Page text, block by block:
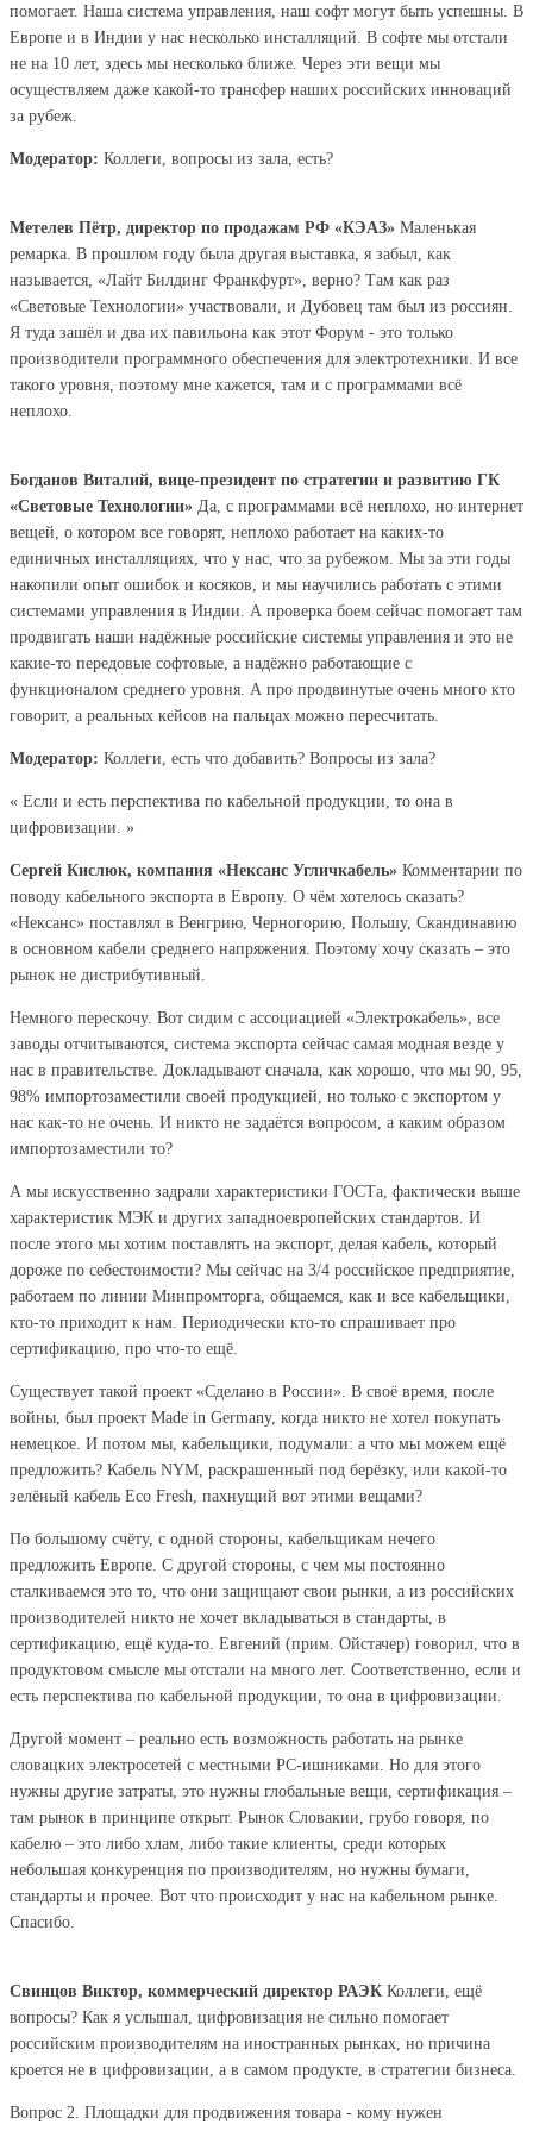
помогает. Наша система управления, наш софт могут быть успешны. В
Европе и в Индии у нас несколько инсталляций. В софте мы отстали
не на 10 лет, здесь мы несколько ближе. Через эти вещи мы
осуществляем даже какой-то трансфер наших российских инноваций
за рубеж.
Модератор: Коллеги, вопросы из зала, есть?
Метелев Пётр, директор по продажам РФ «КЭАЗ» Маленькая
ремарка. В прошлом году была другая выставка, я забыл, как
называется, «Лайт Билдинг Франкфурт», верно? Там как раз
«Световые Технологии» участвовали, и Дубовец там был из россиян.
Я туда зашёл и два их павильона как этот Форум - это только
производители программного обеспечения для электротехники. И все
такого уровня, поэтому мне кажется, там и с программами всё
неплохо.
Богданов Виталий, вице-президент по стратегии и развитию ГК
«Световые Технологии» Да, с программами всё неплохо, но интернет
вещей, о котором все говорят, неплохо работает на каких-то
единичных инсталляциях, что у нас, что за рубежом. Мы за эти годы
накопили опыт ошибок и косяков, и мы научились работать с этими
системами управления в Индии. А проверка боем сейчас помогает там
продвигать наши надёжные российские системы управления и это не
какие-то передовые софтовые, а надёжно работающие с
функционалом среднего уровня. А про продвинутые очень много кто
говорит, а реальных кейсов на пальцах можно пересчитать.
Модератор: Коллеги, есть что добавить? Вопросы из зала?
« Eсли и есть перспектива по кабельной продукции, то она в
цифровизации. »
Сергей Кислюк, компания «Нексанс Угличкабель» Комментарии по
поводу кабельного экспорта в Европу. О чём хотелось сказать?
«Нексанс» поставлял в Венгрию, Черногорию, Польшу, Скандинавию
в основном кабели среднего напряжения. Поэтому хочу сказать – это
рынок не дистрибутивный.
Немного перескочу. Вот сидим с ассоциацией «Электрокабель», все
заводы отчитываются, система экспорта сейчас самая модная везде у
нас в правительстве. Докладывают сначала, как хорошо, что мы 90, 95,
98% импортозаместили своей продукцией, но только с экспортом у
нас как-то не очень. И никто не задаётся вопросом, а каким образом
импортозаместили то?
А мы искусственно задрали характеристики ГОСТа, фактически выше
характеристик МЭК и других западноевропейских стандартов. И
после этого мы хотим поставлять на экспорт, делая кабель, который
дороже по себестоимости? Мы сейчас на 3/4 российское предприятие,
работаем по линии Минпромторга, общаемся, как и все кабельщики,
кто-то приходит к нам. Периодически кто-то спрашивает про
сертификацию, про что-то ещё.
Существует такой проект «Сделано в России». В своё время, после
войны, был проект Made in Germany, когда никто не хотел покупать
немецкое. И потом мы, кабельщики, подумали: а что мы можем ещё
предложить? Кабель NYM, раскрашенный под берёзку, или какой-то
зелёный кабель Eco Fresh, пахнущий вот этими вещами?
По большому счёту, с одной стороны, кабельщикам нечего
предложить Европе. С другой стороны, с чем мы постоянно
сталкиваемся это то, что они защищают свои рынки, а из российских
производителей никто не хочет вкладываться в стандарты, в
сертификацию, ещё куда-то. Евгений (прим. Ойстачер) говорил, что в
продуктовом смысле мы отстали на много лет. Соответственно, если и
есть перспектива по кабельной продукции, то она в цифровизации.
Другой момент – реально есть возможность работать на рынке
словацких электросетей с местными PC-ишниками. Но для этого
нужны другие затраты, это нужны глобальные вещи, сертификация –
там рынок в принципе открыт. Рынок Словакии, грубо говоря, по
кабелю – это либо хлам, либо такие клиенты, среди которых
небольшая конкуренция по производителям, но нужны бумаги,
стандарты и прочее. Вот что происходит у нас на кабельном рынке.
Спасибо.
Свинцов Виктор, коммерческий директор РАЭК Коллеги, ещё
вопросы? Как я услышал, цифровизация не сильно помогает
российским производителям на иностранных рынках, но причина
кроется не в цифровизации, а в самом продукте, в стратегии бизнеса.
Вопрос 2. Площадки для продвижения товара - кому нужен